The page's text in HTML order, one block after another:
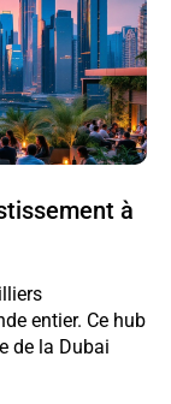
à
entier. Ce hub
de la Dubai